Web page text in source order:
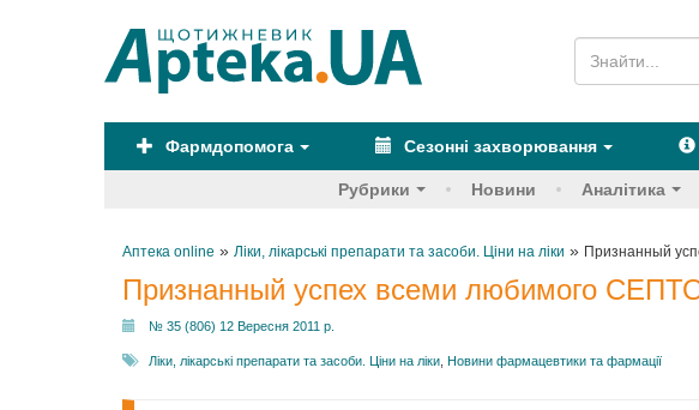
Фармдопомога Сезонні захворювання
Рубрики Новини Аналітика
Аптека online » Ліки, лікарські препарати та засоби. Ціни на ліки » Признанный
Признанный успех всеми любимого
№ 35 (806) 12 Вересня 2011 р.
Ліки, лікарські препарати та засоби. Ціни на ліки Новини фармацевтики та фармації